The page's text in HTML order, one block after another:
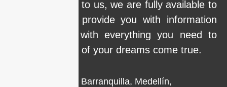
Call us or write to us, we are fully available to
clarify doubts, provide you with information
and help you with everything you need to
make the smile of your dreams come true.
Locations in Barranquilla, Medellín,